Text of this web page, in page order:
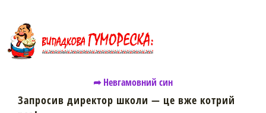
➦ Невгамовний син
Запросив директор школи — це вже котрий